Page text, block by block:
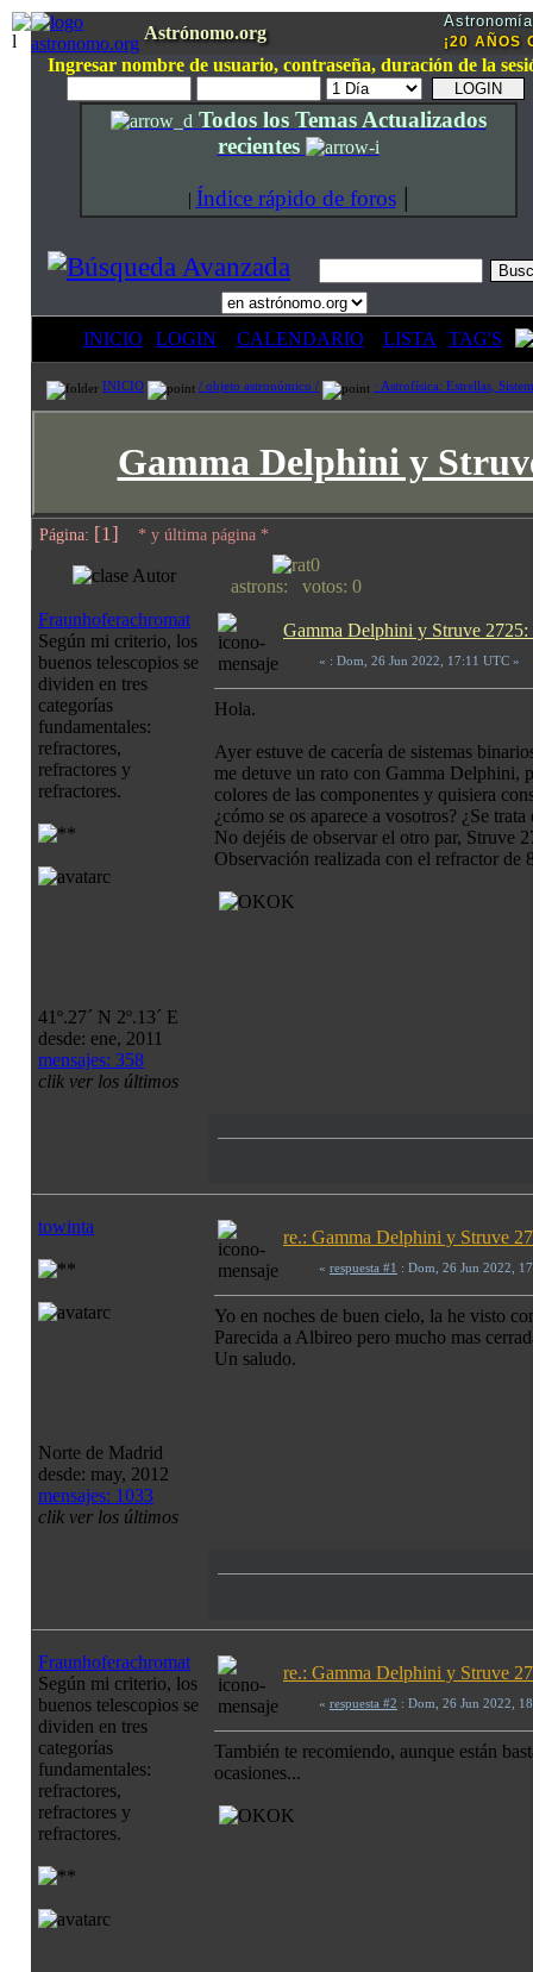
Astrónomo.org ¡20 AÑOS
Ingresar nombre de usuario, contraseña, duración de la
Todos los Temas Actualizados
recientes
| Índice rápido de foros|
INICIO LOGIN CALENDARIO LISTA TAG'S
INICIO / objeto astronómico / · Astrofísica: Estrellas,
Gamma Delphini y
Página: [1] * y última página *
Autor
astrons: votos: 0
Fraunhoferachromat
Según mi criterio, los
buenos telescopios se
dividen en tres
categorías
fundamentales:
refractores,
refractores y
refractores.
41º.27´ N 2º.13´ E
desde: ene, 2011
mensajes: 358
clik ver los últimos
Gamma Delphini y Struve
« : Dom, 26 Jun 2022, 17:11 UTC »
Hola.
Ayer estuve de cacería de sistemas
me detuve un rato con Gamma Delphini,
colores de las componentes y quisiera
¿cómo se os aparece a vosotros? ¿Se
No dejéis de observar el otro par, Struve
Observación realizada con el refractor
towinta
Norte de Madrid
desde: may, 2012
mensajes: 1033
clik ver los últimos
re.: Gamma Delphini y Struve
« respuesta #1 : Dom, 26 Jun 2022,
Yo en noches de buen cielo, la he visto
Parecida a Albireo pero mucho mas
Un saludo.
Fraunhoferachromat
Según mi criterio, los
buenos telescopios se
dividen en tres
categorías
fundamentales:
refractores,
refractores y
refractores.
re.: Gamma Delphini y Struve
« respuesta #2 : Dom, 26 Jun 2022,
También te recomiendo, aunque están
ocasiones...